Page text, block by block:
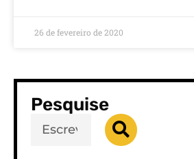
26 de fevereiro de 2020
Pesquise